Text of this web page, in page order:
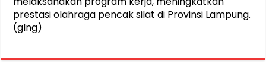
prestasi olahraga pencak silat di Provinsi Lampung.
(glng)